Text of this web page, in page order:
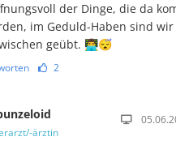
der Dinge, die da
im Geduld-Haben sind
geübt. 👨‍💻😴
2
ärztin